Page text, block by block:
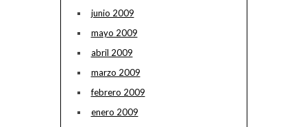
junio 2009
mayo 2009
abril 2009
marzo 2009
febrero 2009
enero 2009